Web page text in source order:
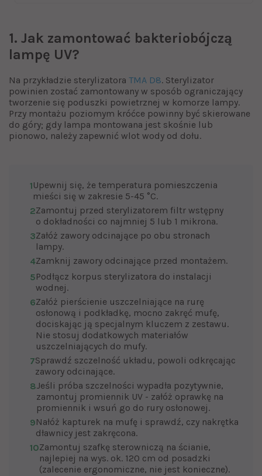
1. Jak zamontować bakteriobójczą
lampę UV?
Na przykładzie sterylizatora TMA D8. Sterylizator
powinien zostać zamontowany w sposób ograniczający
tworzenie się poduszki powietrznej w komorze lampy.
Przy montażu poziomym króćce powinny być skierowane
do góry; gdy lampa montowana jest skośnie lub
pionowo, należy zapewnić wlot wody od dołu.
1Upewnij się, że temperatura pomieszczenia
mieści się w zakresie 5-45 °C.
2Zamontuj przed sterylizatorem filtr wstępny
o dokładności co najmniej 5 lub 1 mikrona.
3Załóż zawory odcinające po obu stronach
lampy.
4Zamknij zawory odcinające przed montażem.
5Podłącz korpus sterylizatora do instalacji
wodnej.
6Załóż pierścienie uszczelniające na rurę
osłonową i podkładkę, mocno zakręć mufę,
dociskając ją specjalnym kluczem z zestawu.
Nie stosuj dodatkowych materiałów
uszczelniających do mufy.
7Sprawdź szczelność układu, powoli odkręcając
zawory odcinające.
8Jeśli próba szczelności wypadła pozytywnie,
zamontuj promiennik UV - załóż oprawkę na
promiennik i wsuń go do rury osłonowej.
9Nałóż kapturek na mufę i sprawdź, czy nakrętka
dławnicy jest zakręcona.
10Zamontuj szafkę sterowniczą na ścianie,
najlepiej na wys. ok. 120 cm od posadzki
(zalecenie ergonomiczne, nie jest konieczne).